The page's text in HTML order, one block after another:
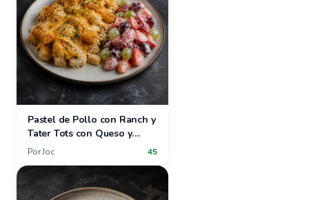
Pastel de Pollo con Ranch y
Tater Tots con Queso y
Ensalada de Fresas y Uvas
PorJoc 45